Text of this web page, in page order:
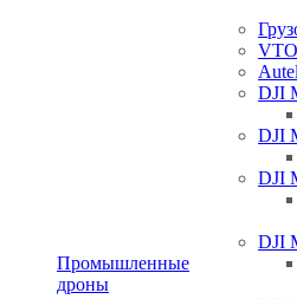
Промышленные
дроны
DJI
DJI
DJI
DJI